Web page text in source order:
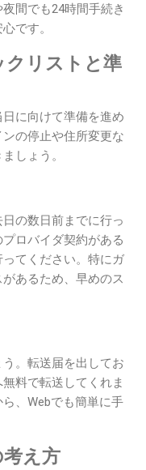
間でも24時間手続き
です。
クリストと準
に向けて準備を進め
の停止や住所変更な
しょう。
の数日前までに行っ
ロバイダ契約がある
てください。特にガ
あるため、早めのス
。転送届を出してお
料で転送してくれま
、Webでも簡単に手
え方